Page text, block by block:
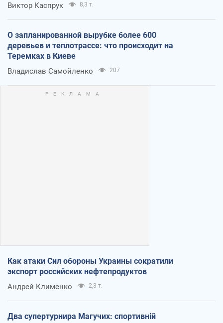
Виктор Каспрук 8,3 т.
О запланированной вырубке более 600
деревьев и теплотрассе: что происходит на
Теремках в Киеве
Владислав Самойленко 207
Как атаки Сил обороны Украины сократили
экспорт российских нефтепродуктов
Андрей Клименко 2,3 т.
Два супертурнира Магучих: спортивній